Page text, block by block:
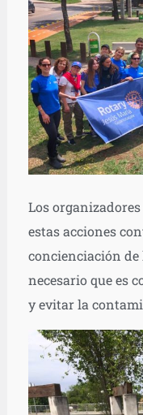
Los
estas acciones
concienciación de
necesario que es
y evitar la